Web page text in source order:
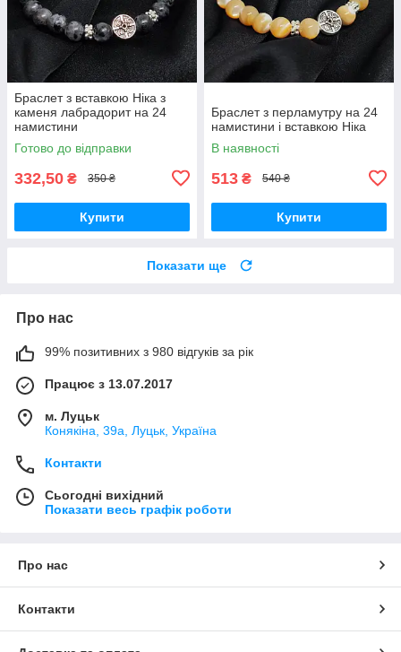
Браслет з вставкою Ніка з
каменя лабрадорит на 24
намистини
Готово до відправки
332,50 ₴ 350 ₴
Купити
Браслет з перламутру на 24
намистини і вставкою Ніка
В наявності
513 ₴ 540 ₴
Купити
Показати ще
Про нас
99% позитивних з 980 відгуків за рік
Працює з 13.07.2017
м. Луцьк
Конякіна, 39а, Луцьк, Україна
Контакти
Сьогодні вихідний
Показати весь графік роботи
Про нас
Контакти